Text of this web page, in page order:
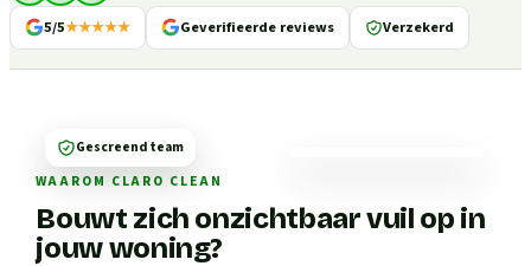
5/5★★★★★ Geverifieerde reviews Verzekerd
WAAROM CLARO CLEAN
Bouwt zich onzichtbaar vuil op in
jouw woning?
Gescreend team